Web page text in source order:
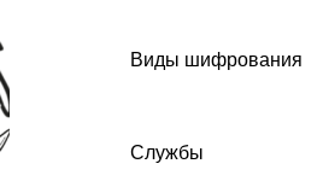
Виды шифрования
Службы